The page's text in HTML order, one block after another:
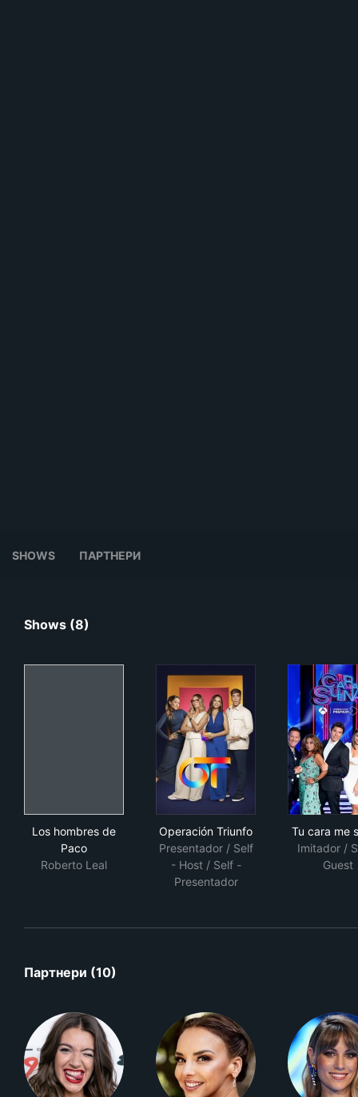
SHOWS ПАРТНЕРИ
Shows (8)
Los hombres de
Paco
Roberto Leal
Operación Triunfo
Presentador / Self
- Host / Self -
Presentador
Tu cara me
Imitador /
Guest
Партнери (10)